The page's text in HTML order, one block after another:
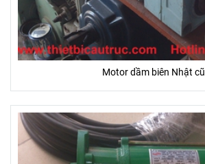
Motor dầm biên Nhật cũ